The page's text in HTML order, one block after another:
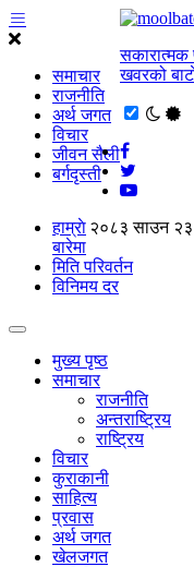
समाचार
राजनीति
अर्थ जगत
विचार
जीवन सैली
बर्गदृस्ती
सकारात्मक
खवरको
२०८३ साउन २३
हाम्राे
बारेमा
मिति परिवर्तन
विनिमय दर
मुख्य पृष्ठ
समाचार
राजनीति
अन्तराष्ट्रिय
राष्ट्रिय
विचार
कुराकानी
साहित्य
प्रवास
अर्थ जगत
खेलजगत